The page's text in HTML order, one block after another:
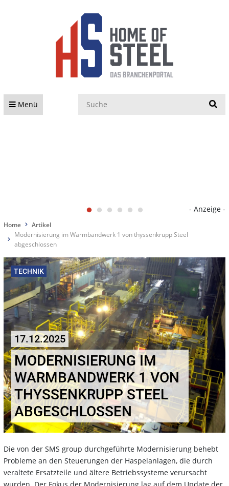
Menü
- Anzeige -
Home
Artikel
Modernisierung im Warmbandwerk 1 von thyssenkrupp Steel
abgeschlossen
TECHNIK
17.12.2025
MODERNISIERUNG IM
WARMBANDWERK 1 VON
THYSSENKRUPP STEEL
ABGESCHLOSSEN
Die von der SMS group durchgeführte Modernisierung behebt
Probleme an den Steuerungen der Haspelanlagen, die durch
veraltete Ersatzteile und ältere Betriebssysteme verursacht